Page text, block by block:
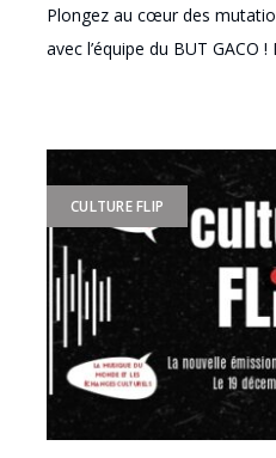
Plongez au cœur des
avec l’équipe du BUT GACO
CULTURE FLIP